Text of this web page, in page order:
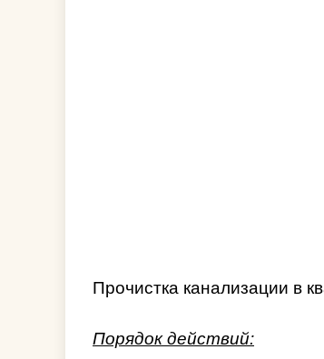
Прочистка канализации в
Порядок действий: